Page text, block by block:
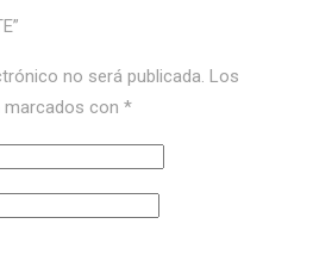
no será publicada. Los
con *